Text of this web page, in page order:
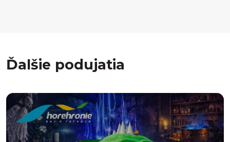
Ďalšie podujatia